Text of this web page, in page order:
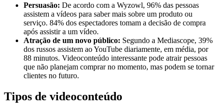
Persuasão: De acordo com a Wyzowl, 96% das pessoas
assistem a vídeos para saber mais sobre um produto ou
serviço. 84% dos espectadores tomam a decisão de compra
após assistir a um vídeo.
Atração de um novo público: Segundo a Mediascope, 39%
dos russos assistem ao YouTube diariamente, em média, por
88 minutos. Videoconteúdo interessante pode atrair pessoas
que não planejam comprar no momento, mas podem se tornar
clientes no futuro.
Tipos de videoconteúdo